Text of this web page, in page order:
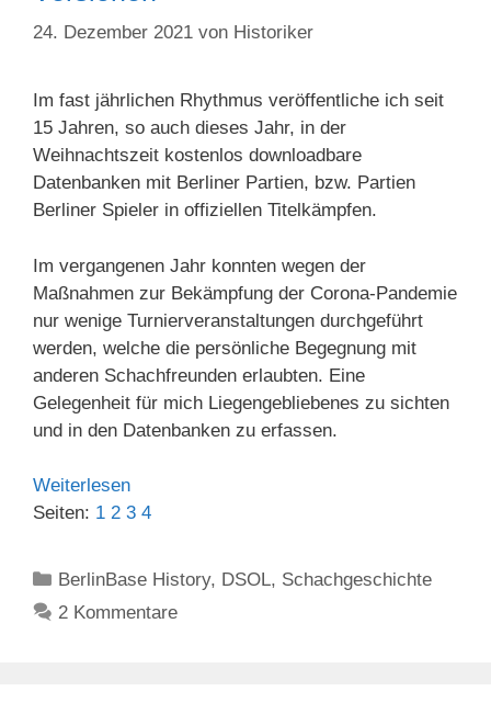
24. Dezember 2021 von Historiker
Im fast jährlichen Rhythmus veröffentliche ich seit
15 Jahren, so auch dieses Jahr, in der
Weihnachtszeit kostenlos downloadbare
Datenbanken mit Berliner Partien, bzw. Partien
Berliner Spieler in offiziellen Titelkämpfen.
Im vergangenen Jahr konnten wegen der
Maßnahmen zur Bekämpfung der Corona-Pandemie
nur wenige Turnierveranstaltungen durchgeführt
werden, welche die persönliche Begegnung mit
anderen Schachfreunden erlaubten. Eine
Gelegenheit für mich Liegengebliebenes zu sichten
und in den Datenbanken zu erfassen.
Weiterlesen
Seiten: 1 2 3 4
Kategorien
BerlinBase History, DSOL, Schachgeschichte
2 Kommentare